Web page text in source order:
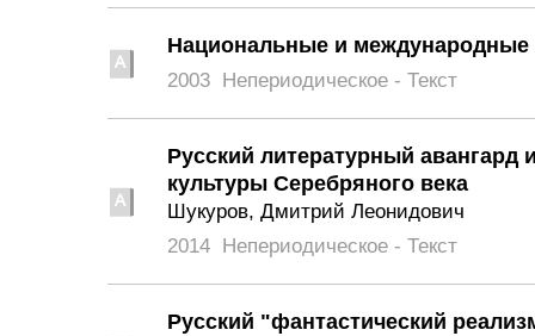
Национальные и международные
2003 Непериодическое - Текст
Русский литературный авангард
культуры Серебряного века
Шукуров, Дмитрий Леонидович
2014 Непериодическое - Текст
Русский "фантастический